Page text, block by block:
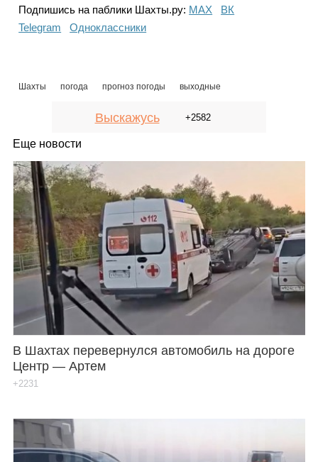
Подпишись на паблики Шахты.ру: МАХ
ВК
Telegram
Одноклассники
Шахты погода прогноз погоды выходные
Выскажусь +2582
Еще новости
В Шахтах перевернулся автомобиль на дороге
Центр — Артем
+2231